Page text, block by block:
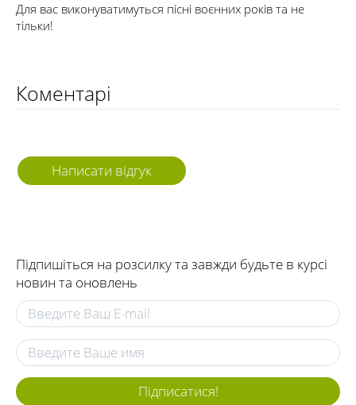
Для вас виконуватимуться пісні воєнних років та не
тільки!
Коментарі
Написати відгук
Підпишіться на розсилку та завжди будьте в курсі
новин та оновлень
Підписатися!